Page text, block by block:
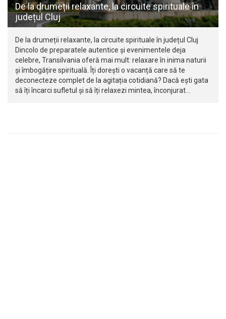
De la drumeții relaxante, la circuite spirituale în
județul Cluj
De la drumeții relaxante, la circuite spirituale în județul Cluj
Dincolo de preparatele autentice și evenimentele deja
celebre, Transilvania oferă mai mult: relaxare în inima naturii
și îmbogățire spirituală. Îți dorești o vacanță care să te
deconecteze complet de la agitația cotidiană? Dacă ești gata
să îți încarci sufletul și să îți relaxezi mintea, înconjurat…